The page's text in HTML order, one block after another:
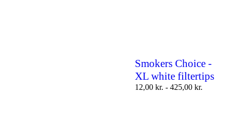
Smokers Choice -
XL white filtertips
12,00 kr. - 425,00 kr.